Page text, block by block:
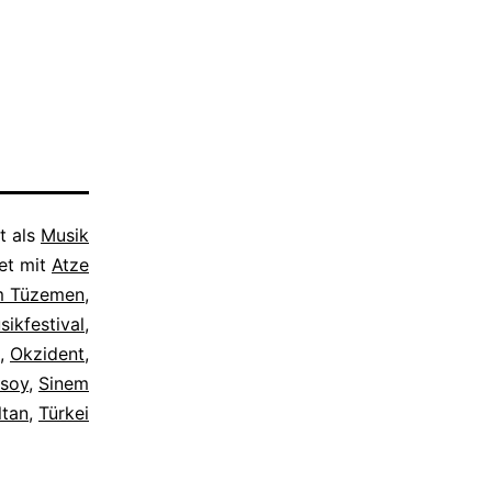
als Musik
mit Atze
Tüzemen,
,
, Okzident,
, Sinem
, Türkei